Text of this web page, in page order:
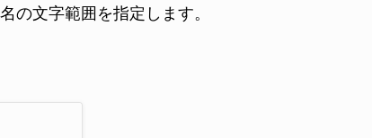
文字範囲を指定します。